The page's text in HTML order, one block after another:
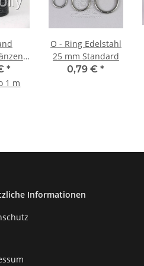
*
1 m
O - Ring Edelstahl
25 mm Standard
0,79 €*
Informationen